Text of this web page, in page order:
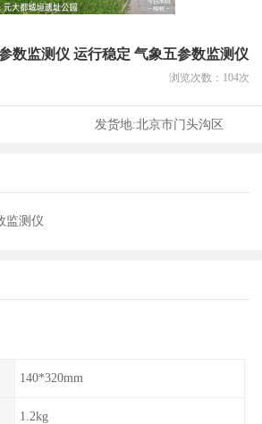
数监测仪 运行稳定 气象五参数监测仪
浏览次数： 104次
发货地:北京市门头沟区
监测仪
140*320mm
1.2kg